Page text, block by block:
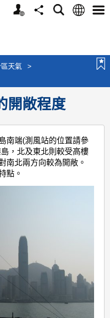
個
分
搜
語
選
天氣
>
開敞程度
南端(測風站的位置請參
，北及東北則較受高樓
南北兩方向較為開敞。
點。